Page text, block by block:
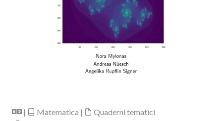
| Matematica |
Quaderni tematici